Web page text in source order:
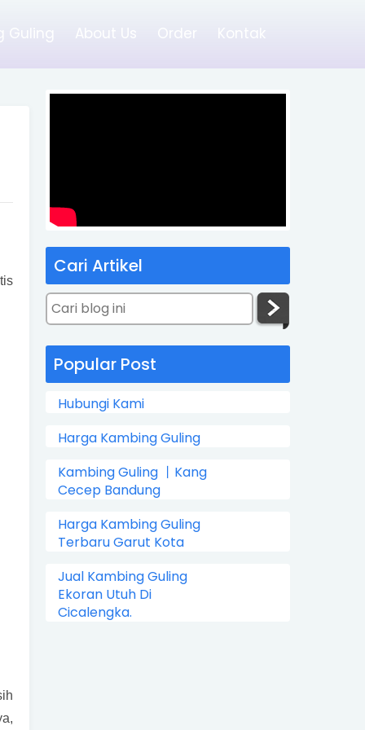
Guling About Us Order Kontak
Cari Artikel
Popular Post
Hubungi Kami
Harga Kambing Guling
Kambing Guling 丨Kang
Cecep Bandung
Harga Kambing Guling
Terbaru Garut Kota
Jual Kambing Guling
Ekoran Utuh Di
Cicalengka.